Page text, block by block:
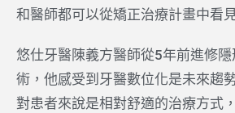
和醫師都可以從矯正治療計畫中看
悠仕牙醫陳義方醫師從5年前進修
術，他感受到牙醫數位化是未來趨
對患者來說是相對舒適的治療方式